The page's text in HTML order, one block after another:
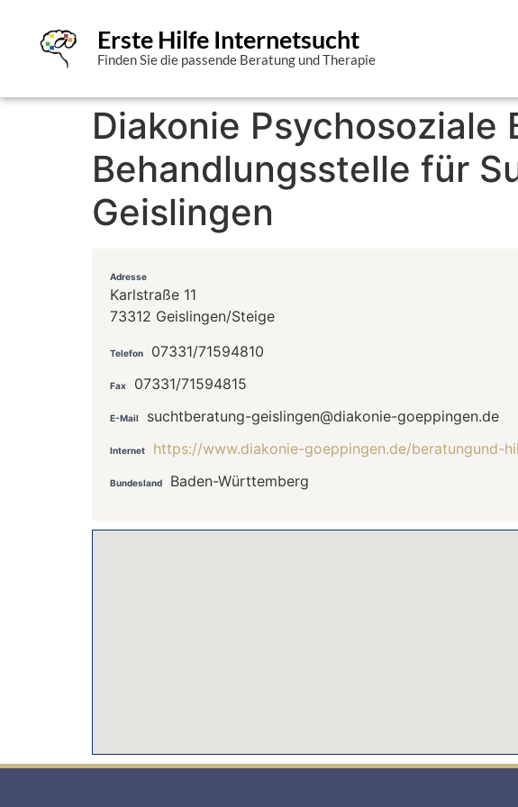
Erste Hilfe Internetsucht
Finden Sie die passende Beratung und Therapie
Diakonie
Behandlungsstelle für
Geislingen
Adresse
Karlstraße 11
73312 Geislingen/Steige
Telefon 07331/71594810
Fax 07331/71594815
E-Mail suchtberatung-geislingen@diakonie-goeppingen.de
Internet https://www.diakonie-goeppingen.de/beratungund-
Bundesland Baden-Württemberg